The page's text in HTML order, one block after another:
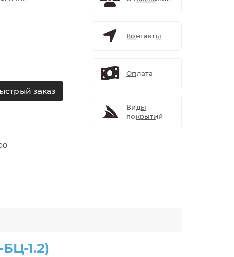
заказ
Контакты
Оплата
Виды
покрытий
1.2)